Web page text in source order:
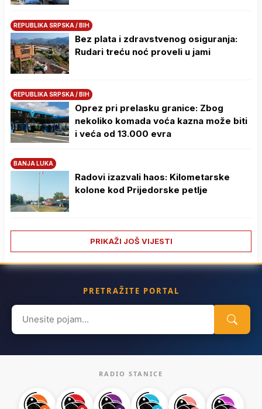
REPUBLIKA SRPSKA / BIH
Bez plata i zdravstvenog osiguranja:
Rudari treću noć proveli u jami
REPUBLIKA SRPSKA / BIH
Oprez pri prelasku granice: Zbog
nekoliko komada voća kazna može biti
i veća od 13.000 evra
BANJA LUKA
Radovi izazvali haos: Kilometarske
kolone kod Prijedorske petlje
PRIKAŽI JOŠ VIJESTI
PRETRAŽITE PORTAL
Search
for:
RADIO STANICE